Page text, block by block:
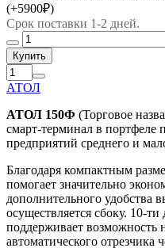
(+5900₽)
Срок поставки 1-2 дней.
Купить
АТОЛ
АТОЛ 150Ф (Торговое
смарт-терминал в
предприятий среднего и
Благодаря компактным
помогает значительно
дополнительного удобства
осуществляется сбоку. 10-
поддерживает возможность
автоматического отрезчика